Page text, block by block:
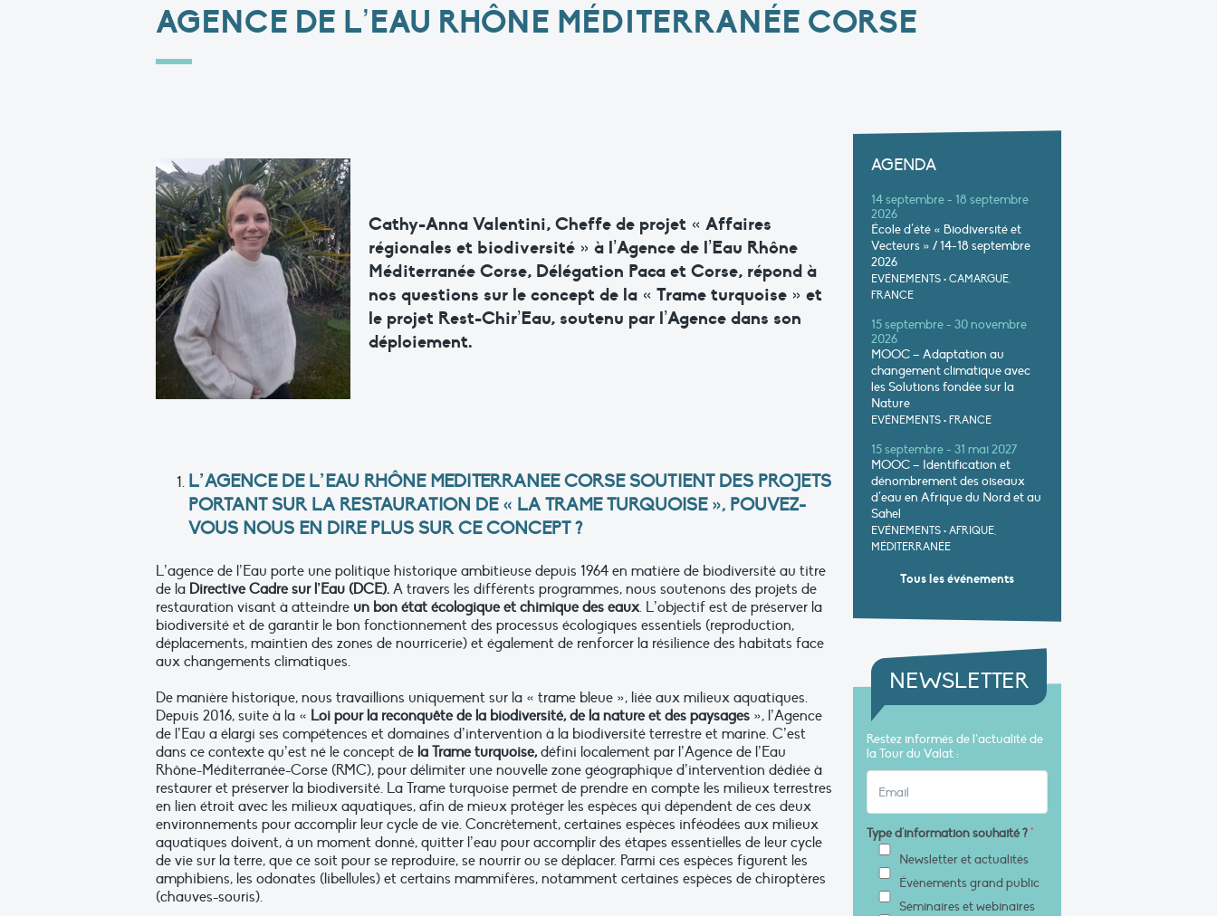
AGENCE DE L’EAU RHÔNE MÉDITERRANÉE CORSE
Cathy-Anna Valentini, Cheffe de projet « Affaires
régionales et biodiversité » à l’Agence de l’Eau Rhône
Méditerranée Corse, Délégation Paca et Corse, répond à
nos questions sur le concept de la « Trame turquoise » et
le projet Rest-Chir’Eau, soutenu par l’Agence dans son
déploiement.
L’AGENCE DE L’EAU RHÔNE MEDITERRANEE CORSE SOUTIENT DES PROJETS
PORTANT SUR LA RESTAURATION DE « LA TRAME TURQUOISE », POUVEZ-
VOUS NOUS EN DIRE PLUS SUR CE CONCEPT ?
L’agence de l’Eau porte une politique historique ambitieuse depuis 1964 en matière de biodiversité au titre
de la Directive Cadre sur l’Eau (DCE). A travers les différents programmes, nous soutenons des projets de
restauration visant à atteindre un bon état écologique et chimique des eaux. L’objectif est de préserver la
biodiversité et de garantir le bon fonctionnement des processus écologiques essentiels (reproduction,
déplacements, maintien des zones de nourricerie) et également de renforcer la résilience des habitats face
aux changements climatiques.
De manière historique, nous travaillions uniquement sur la « trame bleue », liée aux milieux aquatiques.
Depuis 2016, suite à la « Loi pour la reconquête de la biodiversité, de la nature et des paysages », l’Agence
de l’Eau a élargi ses compétences et domaines d’intervention à la biodiversité terrestre et marine. C’est
dans ce contexte qu’est né le concept de la Trame turquoise,défini localement par l’Agence de l’Eau
Rhône-Méditerranée-Corse (RMC), pour délimiter une nouvelle zone géographique d’intervention dédiée à
restaurer et préserver la biodiversité. La Trame turquoise permet de prendre en compte les milieux terrestres
en lien étroit avec les milieux aquatiques, afin de mieux protéger les espèces qui dépendent de ces deux
environnements pour accomplir leur cycle de vie. Concrètement, certaines espèces inféodées aux milieux
aquatiques doivent, à un moment donné, quitter l’eau pour accomplir des étapes essentielles de leur cycle
de vie sur la terre, que ce soit pour se reproduire, se nourrir ou se déplacer. Parmi ces espèces figurent les
amphibiens, les odonates (libellules) et certains mammifères, notamment certaines espèces de chiroptères
(chauves-souris).
AGENDA
14 septembre - 18 septembre
2026
École d’été « Biodiversité et
Vecteurs » / 14-18 septembre
2026
EVÉNEMENTS • CAMARGUE,
FRANCE
15 septembre - 30 novembre
2026
MOOC – Adaptation au
changement climatique avec
les Solutions fondée sur la
Nature
EVÉNEMENTS • FRANCE
15 septembre - 31 mai 2027
MOOC – Identification et
dénombrement des oiseaux
d’eau en Afrique du Nord et au
Sahel
EVÉNEMENTS • AFRIQUE,
MÉDITERRANÉE
Tous les événements
NEWSLETTER
Restez informés de l’actualité de
la Tour du Valat :
Type d'information souhaité ?*
Newsletter et actualités
Évènements grand public
Séminaires et webinaires